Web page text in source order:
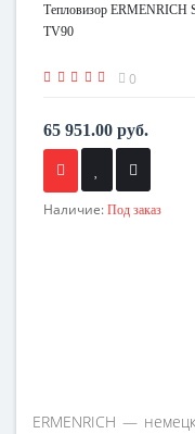
Тепловизор ERMENRICH
TV90
0
65 951.00 руб.
Наличие: Под заказ
ERMENRICH —